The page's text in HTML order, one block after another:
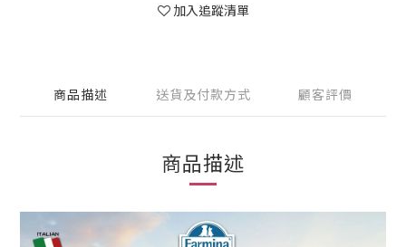
加入追蹤清單
商品描述 送貨及付款方式 顧客評價
商品描述